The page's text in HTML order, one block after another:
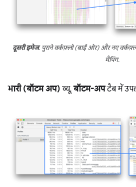
दूसरी इमेज. पुराने वर्कफ़्लो (बाईं ओर) और नए
मैपिंग.
भारी (बॉटम अप) व्यू,बॉटम-अपटैब में